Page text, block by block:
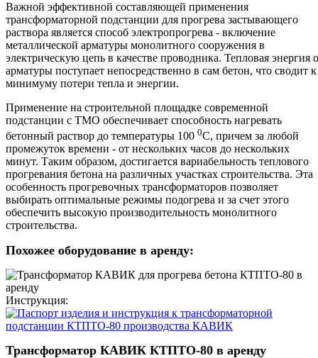
Важной эффективной составляющей применения
трансформаторной подстанции для прогрева застывающего
раствора является способ электропрогрева - включение
металлической арматуры монолитного сооружения в
электрическую цепь в качестве проводника. Тепловая энергия
арматуры поступает непосредственно в сам бетон, что сводит к
минимуму потери тепла и энергии.
Применение на строительной площадке современной
подстанции с ТМО обеспечивает способность нагревать
бетонный раствор до температуры 100 0С, причем за любой
промежуток времени - от нескольких часов до нескольких
минут. Таким образом, достигается вариабельность теплового
прогревания бетона на различных участках строительства. Эта
особенность прогревочных трансформаторов позволяет
выбирать оптимальные режимы подогрева и за счет этого
обеспечить высокую производительность монолитного
строительства.
Похожее оборудование в аренду:
Инструкция:
Трансформатор КАВИК КТПТО-80 в аренду